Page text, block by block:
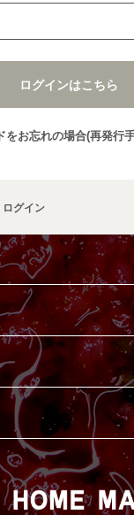
ログインはこちら
をお忘れの場合(再発行
ログイン